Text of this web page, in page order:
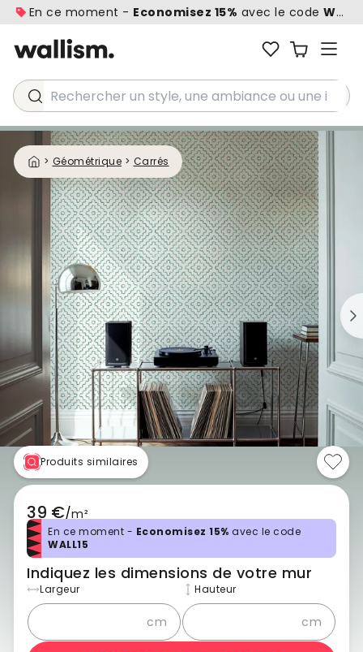
En ce moment - Economisez 15% avec le code
Rechercher un style, une ambiance ou une idée...
> Géométrique > Carrés
Produits similaires
39 €/m²
En ce moment - Economisez 15% avec le code
WALL15
Indiquez les dimensions de votre mur
Largeur
cm
Hauteur
cm